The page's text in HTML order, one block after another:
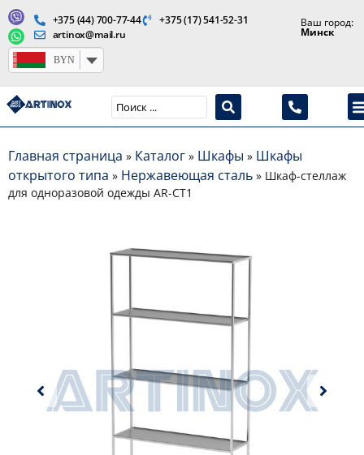
Главная страница » Каталог » Шкафы » Шкафы
открытого типа » Нержавеющая сталь » Шкаф-стеллаж
для одноразовой одежды AR-CT1
+375 (44) 700-77-44
+375 (17) 541-52-31
artinox@mail.ru
Ваш город:
Минск
BYN
Производство медицинской продукции и